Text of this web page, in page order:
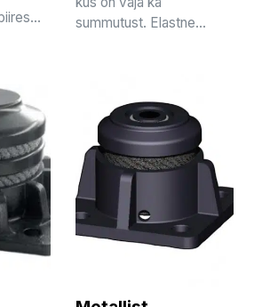
summutust. Elastne...